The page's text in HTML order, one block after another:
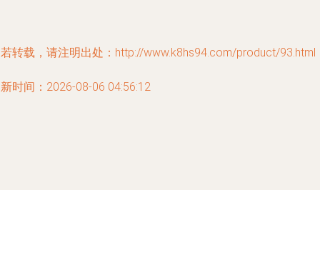
转载，请注明出处：http://www.k8hs94.com/product/93.html
时间：2026-08-06 04:56:12